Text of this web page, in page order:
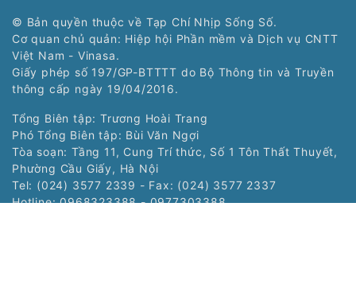
© Bản quyền thuộc về Tạp Chí Nhịp Sống Số.
Cơ quan chủ quản: Hiệp hội Phần mềm và Dịch vụ CNTT
Việt Nam - Vinasa.
Giấy phép số 197/GP-BTTTT do Bộ Thông tin và Truyền
thông cấp ngày 19/04/2016.
Tổng Biên tập: Trương Hoài Trang
Phó Tổng Biên tập: Bùi Văn Ngợi
Tòa soạn: Tầng 11, Cung Trí thức, Số 1 Tôn Thất Thuyết,
Phường Cầu Giấy, Hà Nội
Tel: (024) 3577 2339 - Fax: (024) 3577 2337
Hotline: 0968323388 - 0977303388